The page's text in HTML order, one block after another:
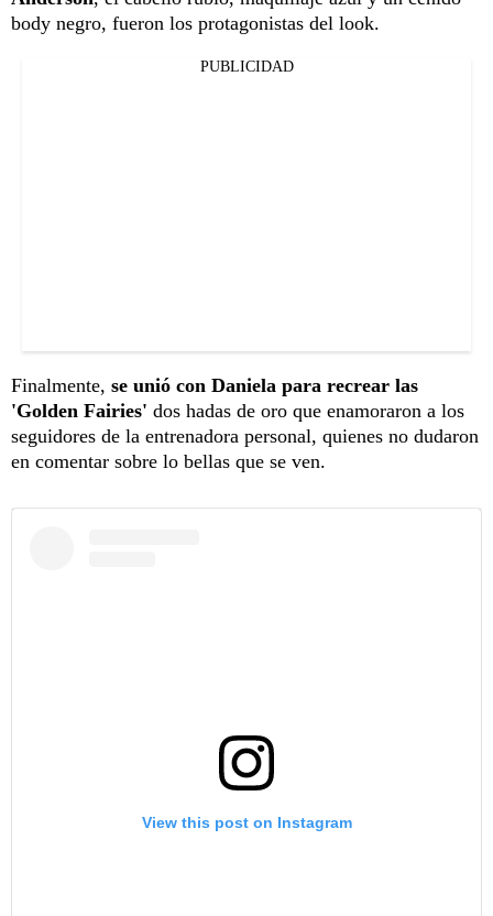
body negro, fueron los protagonistas del look.
PUBLICIDAD
Finalmente, se unió con Daniela para recrear las
'Golden Fairies' dos hadas de oro que enamoraron a los
seguidores de la entrenadora personal, quienes no dudaron
en comentar sobre lo bellas que se ven.
View this post on Instagram